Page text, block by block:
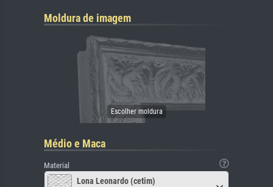
Moldura de imagem
Médio e Maca
Material
Lona Leonardo (cetim)